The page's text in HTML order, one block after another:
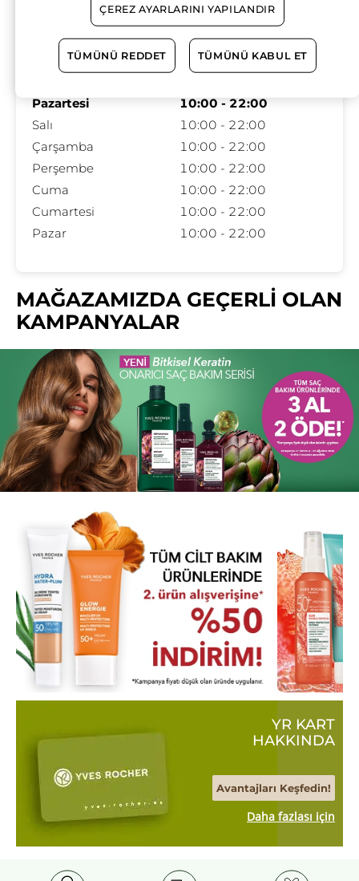
Çalışma Saatleri
Pazartesi
10:00 - 22:00
Salı
10:00 - 22:00
Çarşamba
10:00 - 22:00
Perşembe
10:00 - 22:00
Cuma
10:00 - 22:00
Cumartesi
10:00 - 22:00
Pazar
10:00 - 22:00
MAĞAZAMIZDA GEÇERLİ OLAN
KAMPANYALAR
YR KART
HAKKINDA
Avantajları Keşfedin!
Daha fazlası için
ÇEREZ AYARLARINI YAPILANDIR
TÜMÜNÜ REDDET TÜMÜNÜ KABUL ET